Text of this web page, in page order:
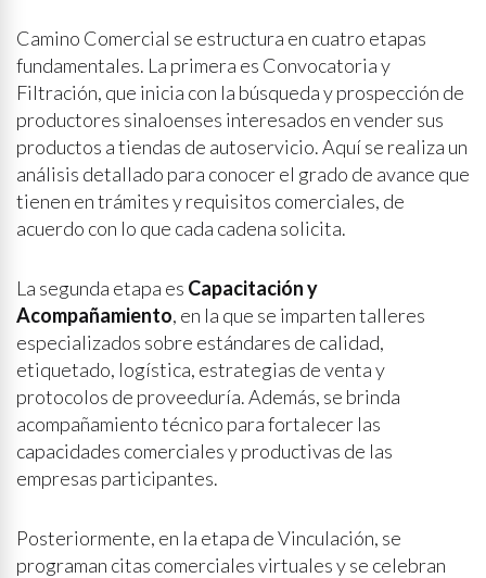
Camino Comercial se estructura en cuatro etapas
fundamentales. La primera es Convocatoria y
Filtración, que inicia con la búsqueda y prospección de
productores sinaloenses interesados en vender sus
productos a tiendas de autoservicio. Aquí se realiza un
análisis detallado para conocer el grado de avance que
tienen en trámites y requisitos comerciales, de
acuerdo con lo que cada cadena solicita.
La segunda etapa es Capacitación y
Acompañamiento, en la que se imparten talleres
especializados sobre estándares de calidad,
etiquetado, logística, estrategias de venta y
protocolos de proveeduría. Además, se brinda
acompañamiento técnico para fortalecer las
capacidades comerciales y productivas de las
empresas participantes.
Posteriormente, en la etapa de Vinculación, se
programan citas comerciales virtuales y se celebran